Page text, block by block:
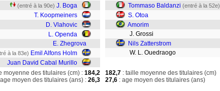
(entré à la 90e) J. Boga
T. Koopmeiners
D. Vlahovic
L. Openda
E. Zhegrova
à la 83e) Emil Alfons Holm
Juan David Cabal Murillo
Tommaso Baldanzi (entré à la 52e)
S. Otoa
Amorim
J. Grossi
Nils Zatterstrom
W. L. Ouedraogo
moyenne des titulaires (cm) : 184,2
age moyen des titulaires (ans) : 26,3
182,7 : taille moyenne des titulaires (cm)
27,6 : age moyen des titulaires (ans)